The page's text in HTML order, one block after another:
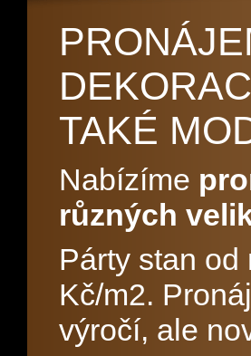
TAKÉ
Nabízíme
různých
Párty stan
Kč/m2.
výročí, ale